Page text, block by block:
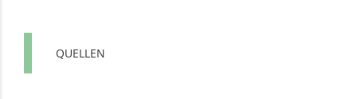
QUELLEN